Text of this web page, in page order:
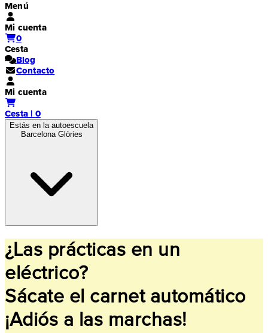
Menú
Mi cuenta
0
Cesta
Blog
Contacto
Mi cuenta
Cesta | 0
Estás en la autoescuela
Barcelona Glòries
¿Las prácticas en un
eléctrico?
Sácate el carnet automático
¡Adiós a las marchas!